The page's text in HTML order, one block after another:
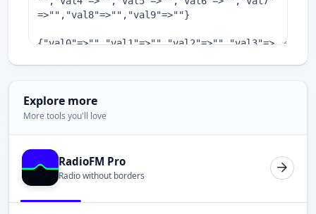
Explore more
More tools you'll love
RadioFM Pro
Radio without borders